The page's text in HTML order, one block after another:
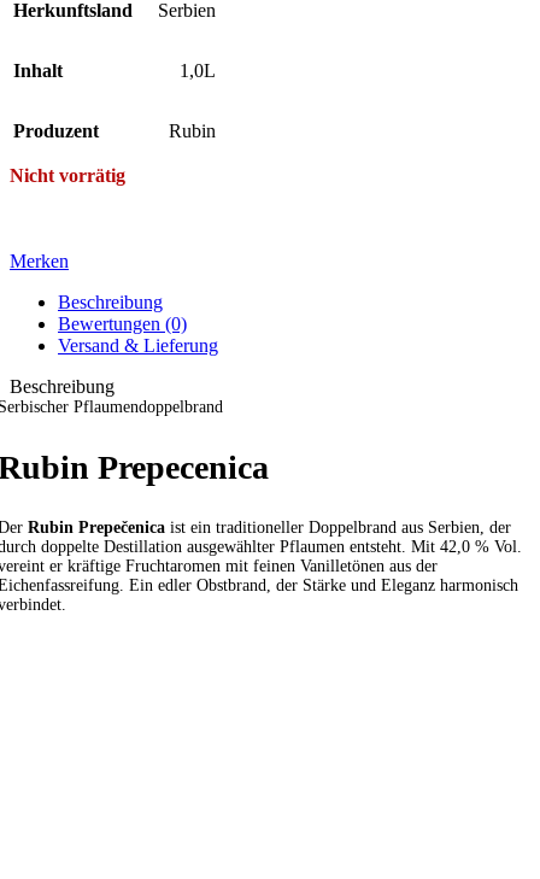
Herkunftsland Serbien
Inhalt 1,0L
Produzent Rubin
Nicht vorrätig
Merken
Beschreibung
Bewertungen (0)
Versand & Lieferung
Beschreibung
Pflaumendoppelbrand
Prepecenica
Rubin Prepečenica ist ein traditioneller Doppelbrand aus Serbien, der
doppelte Destillation ausgewählter Pflaumen entsteht. Mit 42,0 % Vol.
er kräftige Fruchtaromen mit feinen Vanilletönen aus der
Ein edler Obstbrand, der Stärke und Eleganz harmonisch